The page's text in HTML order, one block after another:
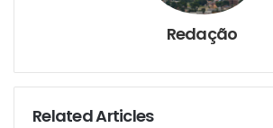
Redação
Related Articles